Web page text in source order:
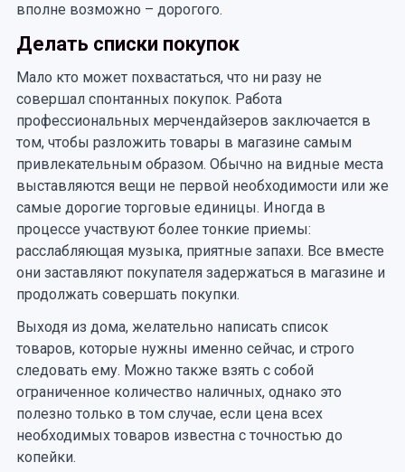
вполне возможно – дорогого.
Делать списки покупок
Мало кто может похвастаться, что ни разу не
совершал спонтанных покупок. Работа
профессиональных мерчендайзеров заключается в
том, чтобы разложить товары в магазине самым
привлекательным образом. Обычно на видные места
выставляются вещи не первой необходимости или же
самые дорогие торговые единицы. Иногда в
процессе участвуют более тонкие приемы:
расслабляющая музыка, приятные запахи. Все вместе
они заставляют покупателя задержаться в магазине и
продолжать совершать покупки.
Выходя из дома, желательно написать список
товаров, которые нужны именно сейчас, и строго
следовать ему. Можно также взять с собой
ограниченное количество наличных, однако это
полезно только в том случае, если цена всех
необходимых товаров известна с точностью до
копейки.